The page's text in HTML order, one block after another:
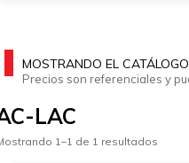
MOSTRANDO EL
Precios son referenciales y
LAC
1–1 de 1 resultados